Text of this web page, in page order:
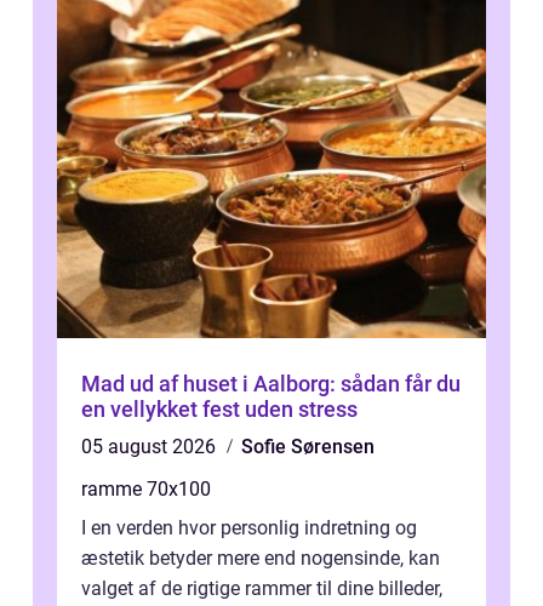
Mad ud af huset i Aalborg: sådan får du
en vellykket fest uden stress
05 august 2026
Sofie Sørensen
ramme 70x100
I en verden hvor personlig indretning og
æstetik betyder mere end nogensinde, kan
valget af de rigtige rammer til dine billeder,